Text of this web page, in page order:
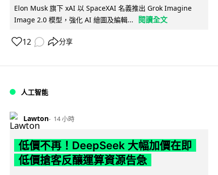
Elon Musk 旗下 xAI 以 SpaceXAI 名義推出 Grok Imagine
Image 2.0 模型，強化 AI 繪圖及編輯...
閱讀全文
12 分享
人工智能
Lawton 14 小時
低價不再！DeepSeek 大幅加價在即
低價搶客反釀運算資源告急